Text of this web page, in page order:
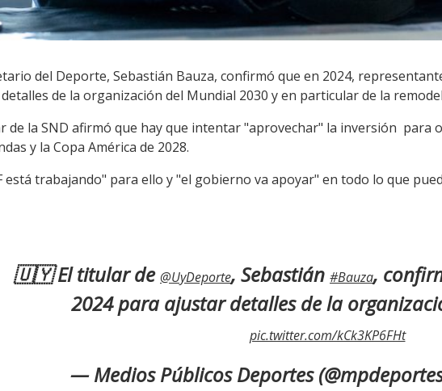
del Deporte, Sebastián Bauza, confirmó que en 2024,
de la organización del Mundial 2030 y en particular de la
de la SND afirmó que hay que intentar "aprovechar" la inversión
y la Copa América de 2028.
está trabajando" para ello y "el gobierno va apoyar" en todo lo que
🇺🇾 El titular de @UyDeporte, Sebastián #Bauza,
2024 para ajustar detalles de la
pic.twitter.com/kCk3KP6FHt
— Medios Públicos Deportes